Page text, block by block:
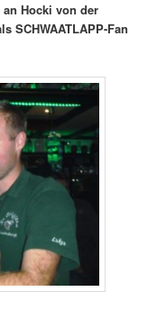
Hocki von der
SCHWAATLAPP-Fan